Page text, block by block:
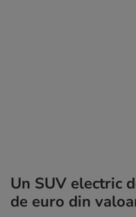
Un SUV electric
de euro din